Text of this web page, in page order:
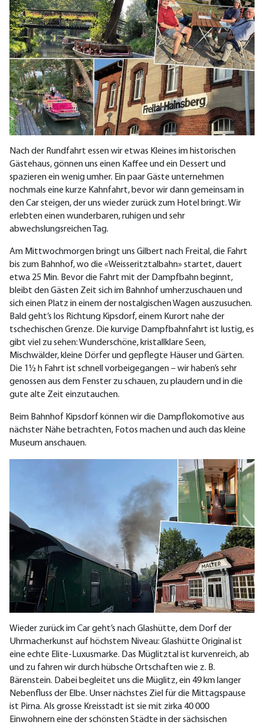
Nach der Rundfahrt essen wir etwas Kleines im historischen
Gästehaus, gönnen uns einen Kaffee und ein Dessert und
spazieren ein wenig umher. Ein paar Gäste unternehmen
nochmals eine kurze Kahnfahrt, bevor wir dann gemeinsam in
den Car steigen, der uns wieder zurück zum Hotel bringt. Wir
erlebten einen wunderbaren, ruhigen und sehr
abwechslungsreichen Tag.
Am Mittwochmorgen bringt uns Gilbert nach Freital, die Fahrt
bis zum Bahnhof, wo die «Weisseritztalbahn» startet, dauert
etwa 25 Min. Bevor die Fahrt mit der Dampfbahn beginnt,
bleibt den Gästen Zeit sich im Bahnhof umherzuschauen und
sich einen Platz in einem der nostalgischen Wagen auszusuchen.
Bald geht’s los Richtung Kipsdorf, einem Kurort nahe der
tschechischen Grenze. Die kurvige Dampfbahnfahrt ist lustig, es
gibt viel zu sehen: Wunderschöne, kristallklare Seen,
Mischwälder, kleine Dörfer und gepflegte Häuser und Gärten.
Die 1½ h Fahrt ist schnell vorbeigegangen – wir haben’s sehr
genossen aus dem Fenster zu schauen, zu plaudern und in die
gute alte Zeit einzutauchen.
Beim Bahnhof Kipsdorf können wir die Dampflokomotive aus
nächster Nähe betrachten, Fotos machen und auch das kleine
Museum anschauen.
Wieder zurück im Car geht’s nach Glashütte, dem Dorf der
Uhrmacherkunst auf höchstem Niveau: Glashütte Original ist
eine echte Elite-Luxusmarke. Das Müglitztal ist kurvenreich, ab
und zu fahren wir durch hübsche Ortschaften wie z. B.
Bärenstein. Dabei begleitet uns die Müglitz, ein 49 km langer
Nebenfluss der Elbe. Unser nächstes Ziel für die Mittagspause
ist Pirna. Als grosse Kreisstadt ist sie mit zirka 40 000
Einwohnern eine der schönsten Städte in der sächsischen